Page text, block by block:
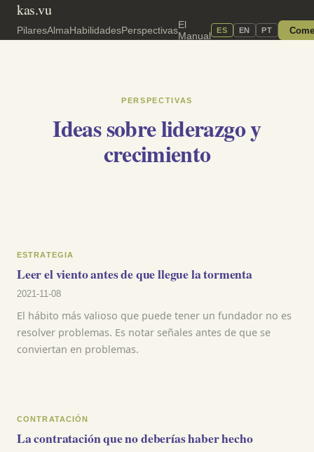
kas.vu
PilaresAlmaHabilidadesPerspectivasEl
Manual
ES EN PT
PERSPECTIVAS
Ideas sobre liderazgo y
crecimiento
ESTRATEGIA
Leer el viento antes de que llegue la tormenta
2021-11-08
El hábito más valioso que puede tener un fundador no es
resolver problemas. Es notar señales antes de que se
conviertan en problemas.
CONTRATACIÓN
La contratación que no deberías haber hecho